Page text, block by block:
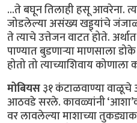
...ते बघून तिलाही हसू आवरेना.
जोडलेल्या असंख्य खड्ड्यांचे
ते त्याचे उत्तेजन वाटत होते.
पाण्यात बुडणार्‍या माणसाला
होतो तो त्याच्याशिवाय
मोबियस३१ कंटाळवाण्या वाळूचे
आठवडे सरले. कावळ्यांनी
वर लावलेल्या माशाच्या